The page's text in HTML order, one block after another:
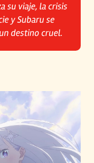
su viaje, la crisis
y Subaru se
destino cruel.